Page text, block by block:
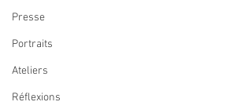
Presse
Portraits
Ateliers
Réflexions